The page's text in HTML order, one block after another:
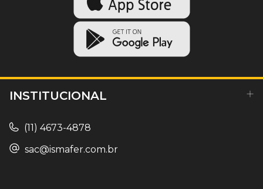
INSTITUCIONAL
(11) 4673-4878
sac@ismafer.com.br